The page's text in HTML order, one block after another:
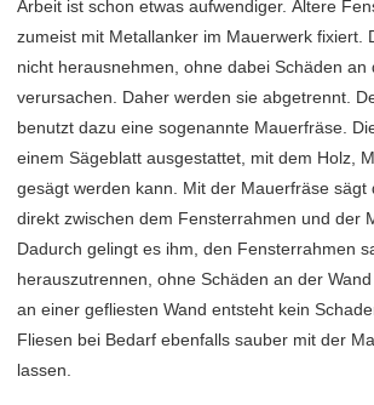
Arbeit ist schon etwas aufwendiger. Ältere
zumeist mit Metallanker im Mauerwerk fixiert.
nicht herausnehmen, ohne dabei Schäden an
verursachen. Daher werden sie abgetrennt.
benutzt dazu eine sogenannte Mauerfräse.
einem Sägeblatt ausgestattet, mit dem Holz,
gesägt werden kann. Mit der Mauerfräse sägt
direkt zwischen dem Fensterrahmen und der
Dadurch gelingt es ihm, den Fensterrahmen
herauszutrennen, ohne Schäden an der
an einer gefliesten Wand entsteht kein
Fliesen bei Bedarf ebenfalls sauber mit der
lassen.